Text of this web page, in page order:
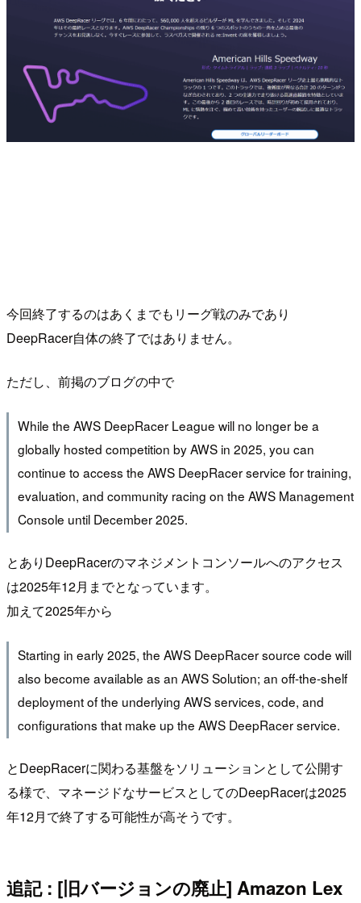
今回終了するのはあくまでもリーグ戦のみであり
DeepRacer自体の終了ではありません。
ただし、前掲のブログの中で
While the AWS DeepRacer League will no longer be a
globally hosted competition by AWS in 2025, you can
continue to access the AWS DeepRacer service for training,
evaluation, and community racing on the AWS Management
Console until December 2025.
とありDeepRacerのマネジメントコンソールへのアクセス
は2025年12月までとなっています。
加えて2025年から
Starting in early 2025, the AWS DeepRacer source code will
also become available as an AWS Solution; an off-the-shelf
deployment of the underlying AWS services, code, and
configurations that make up the AWS DeepRacer service.
とDeepRacerに関わる基盤をソリューションとして公開す
る様で、マネージドなサービスとしてのDeepRacerは2025
年12月で終了する可能性が高そうです。
追記 : [旧バージョンの廃止] Amazon Lex